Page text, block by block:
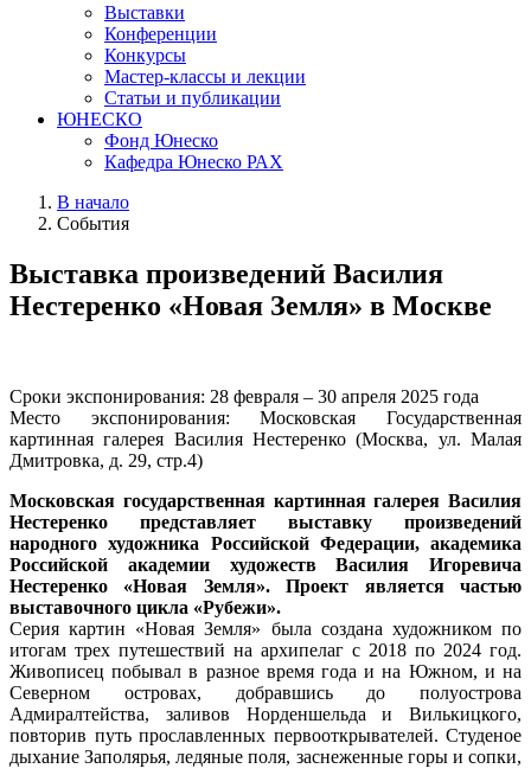
Выставки
Конференции
Конкурсы
Мастер-классы и лекции
Статьи и публикации
ЮНЕСКО
Фонд Юнеско
Кафедра Юнеско РАХ
В начало
События
Выставка произведений Василия
Нестеренко «Новая Земля» в Москве
Сроки экспонирования: 28 февраля – 30 апреля 2025 года
Место экспонирования: Московская Государственная
картинная галерея Василия Нестеренко (Москва, ул. Малая
Дмитровка, д. 29, стр.4)
Московская государственная картинная галерея Василия
Нестеренко представляет выставку произведений
народного художника Российской Федерации, академика
Российской академии художеств Василия Игоревича
Нестеренко «Новая Земля». Проект является частью
выставочного цикла «Рубежи».
Серия картин «Новая Земля» была создана художником по
итогам трех путешествий на архипелаг с 2018 по 2024 год.
Живописец побывал в разное время года и на Южном, и на
Северном островах, добравшись до полуострова
Адмиралтейства, заливов Норденшельда и Вилькицкого,
повторив путь прославленных первооткрывателей. Студеное
дыхание Заполярья, ледяные поля, заснеженные горы и сопки,